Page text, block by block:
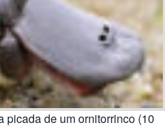
picada de um ornitorrinco (10